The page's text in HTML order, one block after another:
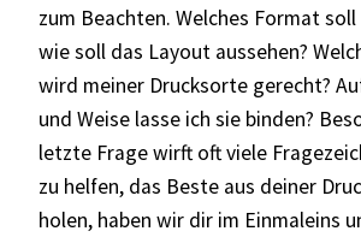
zum Beachten. Welches Format
wie soll das Layout aussehen?
wird meiner Drucksorte gerecht?
und Weise lasse ich sie binden?
letzte Frage wirft oft viele
zu helfen, das Beste aus deiner
holen, haben wir dir im Einmaleins